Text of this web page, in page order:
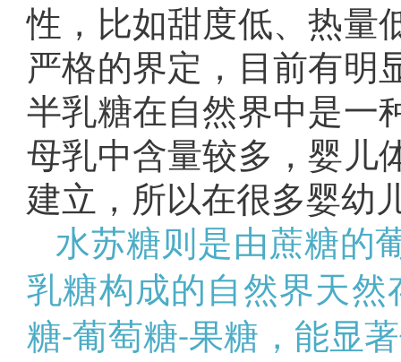
性，比如甜度低、热量
严格的界定，目前有明
半乳糖在自然界中是一
母乳中含量较多，婴儿
建立，所以在很多婴幼
水苏糖则是由蔗糖的
乳糖构成的自然界天
糖-葡萄糖-果糖，能显